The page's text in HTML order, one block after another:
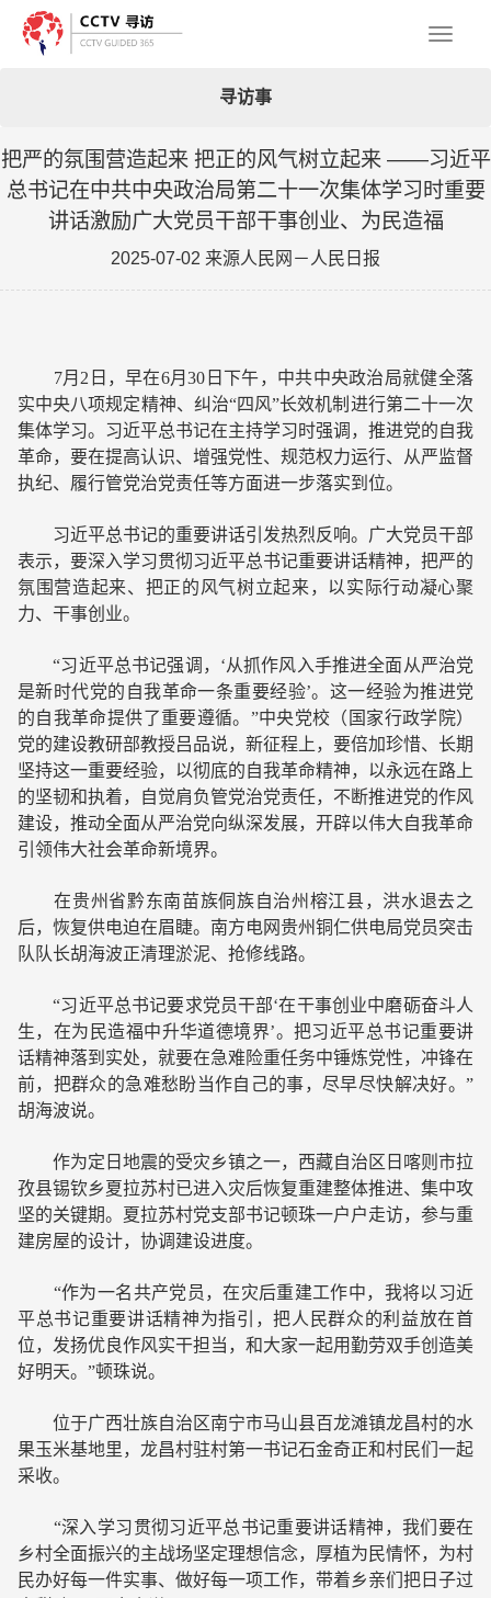
寻访事
把严的氛围营造起来 把正的风气树立起来 ——习近平
总书记在中共中央政治局第二十一次集体学习时重要
讲话激励广大党员干部干事创业、为民造福
2025-07-02 来源人民网－人民日报
7月2日，早在6月30日下午，中共中央政治局就健全落
实中央八项规定精神、纠治“四风”长效机制进行第二十一次
集体学习。习近平总书记在主持学习时强调，推进党的自我
革命，要在提高认识、增强党性、规范权力运行、从严监督
执纪、履行管党治党责任等方面进一步落实到位。
习近平总书记的重要讲话引发热烈反响。广大党员干部
表示，要深入学习贯彻习近平总书记重要讲话精神，把严的
氛围营造起来、把正的风气树立起来，以实际行动凝心聚
力、干事创业。
“习近平总书记强调，‘从抓作风入手推进全面从严治党
是新时代党的自我革命一条重要经验’。这一经验为推进党
的自我革命提供了重要遵循。”中央党校（国家行政学院）
党的建设教研部教授吕品说，新征程上，要倍加珍惜、长期
坚持这一重要经验，以彻底的自我革命精神，以永远在路上
的坚韧和执着，自觉肩负管党治党责任，不断推进党的作风
建设，推动全面从严治党向纵深发展，开辟以伟大自我革命
引领伟大社会革命新境界。
在贵州省黔东南苗族侗族自治州榕江县，洪水退去之
后，恢复供电迫在眉睫。南方电网贵州铜仁供电局党员突击
队队长胡海波正清理淤泥、抢修线路。
“习近平总书记要求党员干部‘在干事创业中磨砺奋斗人
生，在为民造福中升华道德境界’。把习近平总书记重要讲
话精神落到实处，就要在急难险重任务中锤炼党性，冲锋在
前，把群众的急难愁盼当作自己的事，尽早尽快解决好。”
胡海波说。
作为定日地震的受灾乡镇之一，西藏自治区日喀则市拉
孜县锡钦乡夏拉苏村已进入灾后恢复重建整体推进、集中攻
坚的关键期。夏拉苏村党支部书记顿珠一户户走访，参与重
建房屋的设计，协调建设进度。
“作为一名共产党员，在灾后重建工作中，我将以习近
平总书记重要讲话精神为指引，把人民群众的利益放在首
位，发扬优良作风实干担当，和大家一起用勤劳双手创造美
好明天。”顿珠说。
位于广西壮族自治区南宁市马山县百龙滩镇龙昌村的水
果玉米基地里，龙昌村驻村第一书记石金奇正和村民们一起
采收。
“深入学习贯彻习近平总书记重要讲话精神，我们要在
乡村全面振兴的主战场坚定理想信念，厚植为民情怀，为村
民办好每一件实事、做好每一项工作，带着乡亲们把日子过